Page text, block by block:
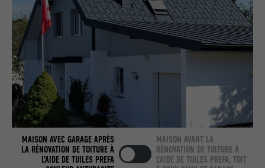
MAISON AVEC GARAGE APRÈS
LA RÉNOVATION DE TOITURE À
L’AIDE DE TUILES PREFA
MAISON AVANT LA
RÉNOVATION DE TOITURE À
L’AIDE DE TUILES PREFA, TOIT
NOM bcookie
FOURNISSEUR LinkedIn
EXPIRATION
UTILITÉ
Utilisé par le service de réseau social
LinkedIn pour suivre l'utilisation de
services intégrés.
NOM bscookie